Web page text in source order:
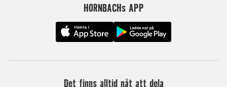
HORNBACHs APP
Det finns alltid nåt att dela